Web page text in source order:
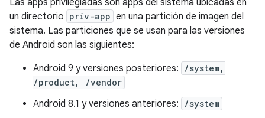
Las apps privilegiadas son apps del sistema ubicadas en
un directorio priv-app en una partición de imagen del
sistema. Las particiones que se usan para las versiones
de Android son las siguientes:
Android 9 y versiones posteriores:
/system,
/product, /vendor
Android 8.1 y versiones anteriores: /system